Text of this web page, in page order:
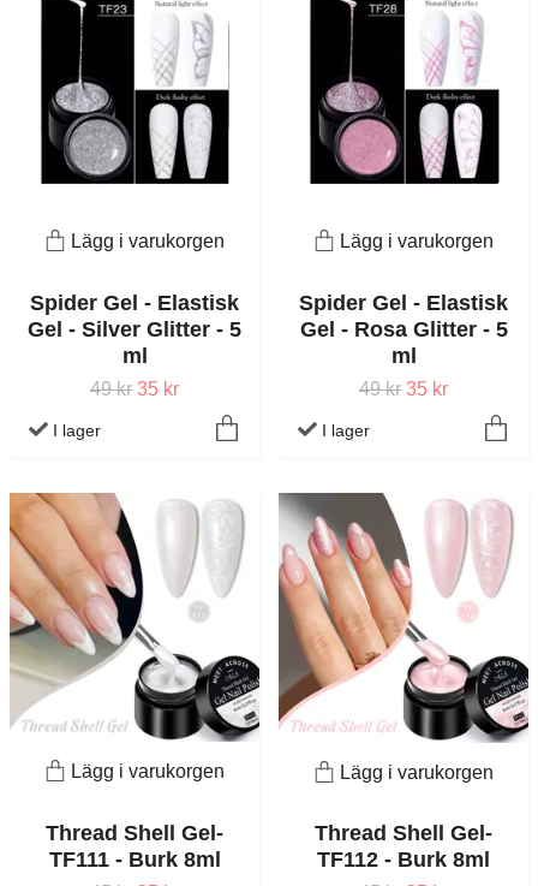
Lägg i varukorgen
Spider Gel - Elastisk
Gel - Silver Glitter - 5
ml
49 kr 35 kr
I lager
Lägg i varukorgen
Spider Gel - Elastisk
Gel - Rosa Glitter - 5
ml
49 kr 35 kr
I lager
Lägg i varukorgen
Thread Shell Gel-
TF111 - Burk 8ml
Lägg i varukorgen
Thread Shell Gel-
TF112 - Burk 8ml